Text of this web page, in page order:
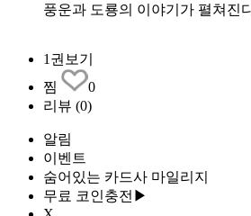
풍운과 도룡의 이야기가 펼쳐진
1권보기
찜
0
리뷰 (0)
알림
이벤트
숨어있는 카드사 마일리지
무료 코인충전▶